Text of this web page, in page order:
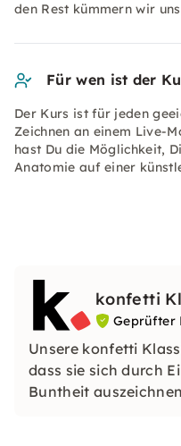
den Rest kümmern wir
Für wen ist der
Der Kurs ist für jeden
Zeichnen an einem Live-
hast Du die Möglichkeit,
Anatomie auf einer
konfetti
Geprüfter
Unsere konfetti
dass sie sich durch
Buntheit